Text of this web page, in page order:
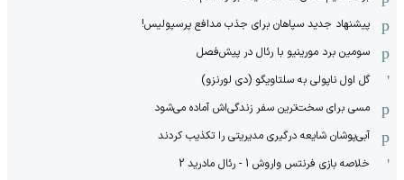
پیشنهاد جدید سپاهان برای جذب مدافع پرسپولیس!
سومین برد مورینیو با رئال در پیش‌فصل
گل اول ناپولی به سلتاویگو (دی لورنزو)
مسی برای سخت‌ترین سفر زندگی‌اش آماده می‌شود
آبی‌پوشان شایعه درگیری مدیریتی را تکذیب کردند
خلاصه بازی فرنتس واروش 1 - رئال مادرید 2